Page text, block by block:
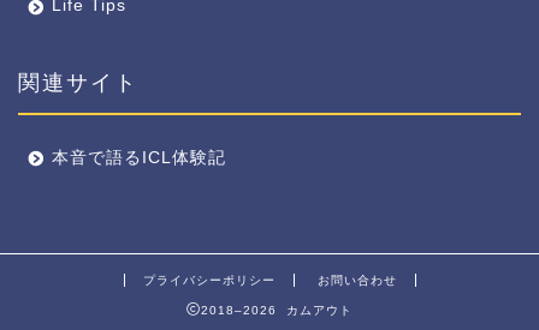
Life Tips
関連サイト
本音で語るICL体験記
プライバシーポリシー お問い合わせ
2018–2026 カムアウト